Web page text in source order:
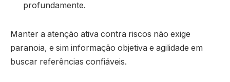
profundamente.
Manter a atenção ativa contra riscos não exige
paranoia, e sim informação objetiva e agilidade em
buscar referências confiáveis.